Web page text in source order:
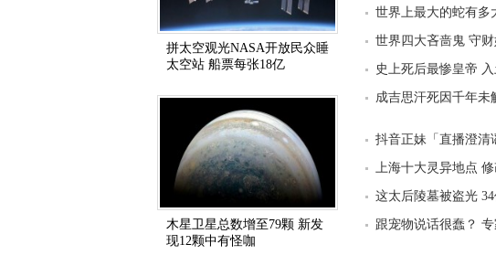
拼太空观光NASA开放民众睡
太空站 船票每张18亿
木星卫星总数增至79颗 新发
现12颗中有怪咖
世界上最大的蛇有多
世界四大吝啬鬼 守
史上死后最惨皇帝
成吉思汗死因千年未
抖音正妹「直播澄清
上海十大灵异地点
这太后陵墓被盗光
跟宠物说话很蠢？